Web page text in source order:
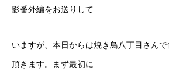
影番外編をお送りして
いますが、本日からは焼き鳥八丁目さん
頂きます。まず最初に